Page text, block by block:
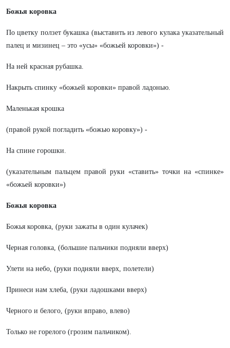
Божья коровка
По цветку ползет букашка (выставить из левого кулака указательный
палец и мизинец – это «усы» «божьей коровки») -
На ней красная рубашка.
Накрыть спинку «божьей коровки» правой ладонью.
Маленькая крошка
(правой рукой погладить «божью коровку») -
На спине горошки.
(указательным пальцем правой руки «ставить» точки на «спинке»
«божьей коровки»)
Божья коровка
Божья коровка, (руки зажаты в один кулачек)
Черная головка, (большие пальчики подняли вверх)
Улети на небо, (руки подняли вверх, полетели)
Принеси нам хлеба, (руки ладошками вверх)
Черного и белого, (руки вправо, влево)
Только не горелого (грозим пальчиком).